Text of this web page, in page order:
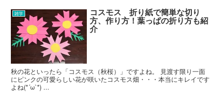
雑学 コスモス 折り紙で簡単な切り
方、作り方！葉っぱの折り方も紹
介
秋の花といったら「コスモス（秋桜）」ですよね。 見渡す限り一面
にピンクの可愛らしい花が咲いたコスモス畑・・・本当にキレイです
よね(*´ω`*) ...